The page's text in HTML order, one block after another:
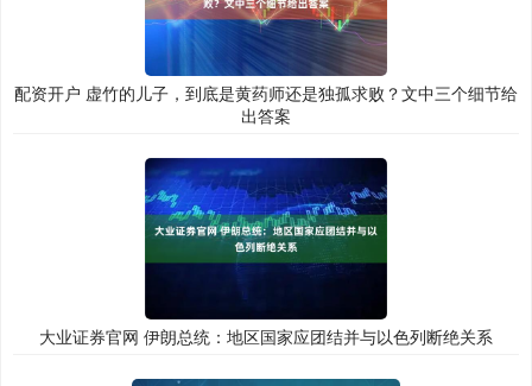
配资开户 虚竹的儿子，到底是黄药师还是独孤求败？文中三个细节给
出答案
大业证券官网 伊朗总统：地区国家应团结并与以色列断绝关系